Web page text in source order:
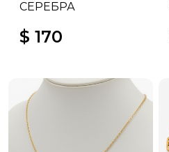
СЕРЕБРА
$ 170